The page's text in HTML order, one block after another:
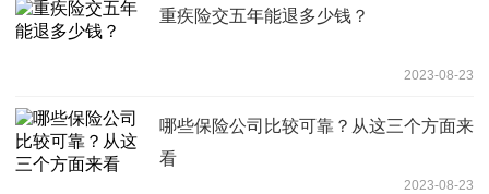
重疾险交五年能退多少钱？
2023-08-23
哪些保险公司比较可靠？从这三个方面来
看
2023-08-23